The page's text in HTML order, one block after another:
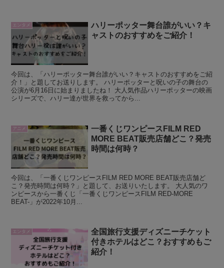
エンタメ
ハリーポッター舞台誰がいい？キ
ャストのおすすめをご紹介！
今回は、「ハリーポッター舞台誰がいい？キャストのおすすめをご紹
介！」と題してお送りします。 ハリーポッターと呪いの子の舞台の
公演が6月16日に始まりましたね！ 大人気作品ハリーポッターの映画
シリーズで、ハリー達が世界を救ってから...
アニメ
一番くじワンピースFILM RED
MORE BEAT販売店舗どこ？発売
時間は何時？
今回は、「一番くじワンピースFILM RED MORE BEAT販売店舗ど
こ？発売時間は何時？」と題して、お送りいたします。 大人気のワ
ンピースから一番くじ「一番くじワンピースFILM RED-MORE
BEAT-」が2022年10月...
エンタメ
全国旅行支援ディズニーチケット
付きホテルはどこ？おすすめもご
紹介！